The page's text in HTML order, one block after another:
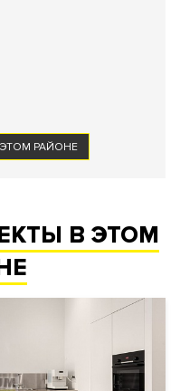
РАЙОНЕ
В ЭТОМ